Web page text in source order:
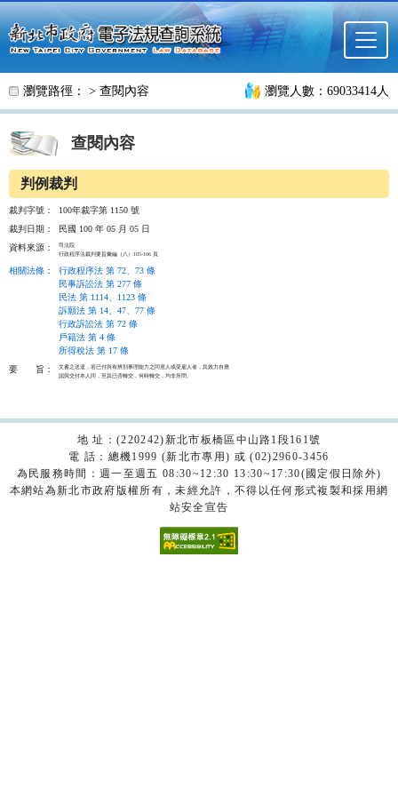
跳至主要內容
瀏覽路徑： > 查閱內容 瀏覽人數：69033414人
查閱內容
判例裁判
裁判字號：
100年裁字第 1150 號
裁判日期：
民國 100 年 05 月 05 日
資料來源：
司法院
行政程序法裁判要旨彙編（八）105-106 頁
相關法條 ：
行政程序法 第 72、73 條
民事訴訟法 第 277 條
民法 第 1114、1123 條
訴願法 第 14、47、77 條
行政訴訟法 第 72 條
戶籍法 第 4 條
所得稅法 第 17 條
要
旨：
文書之送達，若已付與有辨別事理能力之同居人或受雇人者，其效力自應
認與交付本人同，至其已否轉交，何時轉交，均非所問。
地 址：(220242)新北市板橋區中山路1段161號
電 話：總機1999 (新北市專用) 或 (02)2960-3456
為民服務時間：週一至週五 08:30~12:30 13:30~17:30(國定假日除外)
本網站為新北市政府版權所有，未經允許，不得以任何形式複製和採用網
站安全宣告